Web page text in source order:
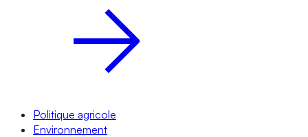
Politique agricole
Environnement